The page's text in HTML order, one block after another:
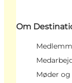
Om
Møder